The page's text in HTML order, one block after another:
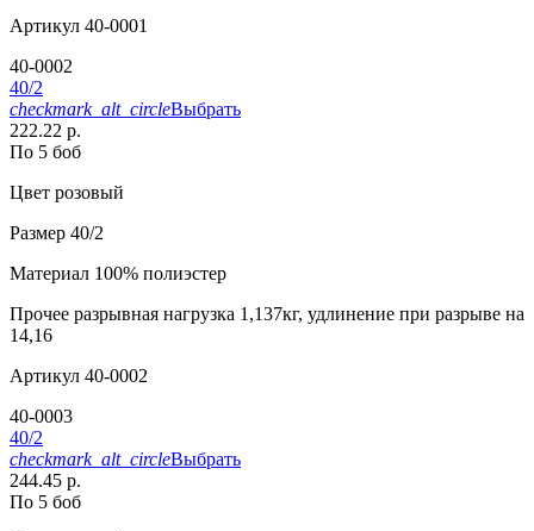
Артикул 40-0001
40-0002
40/2
checkmark_alt_circleВыбрать
222.22 р.
По 5 боб
Цвет розовый
Размер 40/2
Материал 100% полиэстер
Прочее разрывная нагрузка 1,137кг, удлинение при разрыве на
14,16
Артикул 40-0002
40-0003
40/2
checkmark_alt_circleВыбрать
244.45 р.
По 5 боб